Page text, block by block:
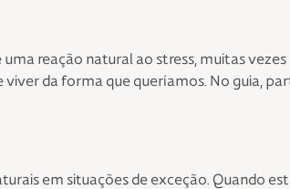
reação natural ao stress, muitas
da forma que queríamos. No guia,
em situações de exceção. Quando